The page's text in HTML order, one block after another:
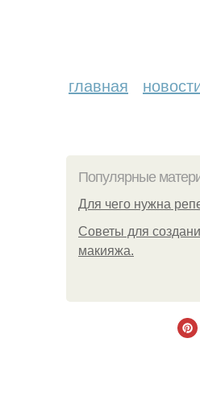
главная
Популярные
Для чего нужна
Советы для
макияжа.